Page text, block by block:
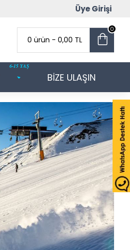
Üye Girişi
0 ürün - 0,00 TL
0
6-15 YAŞ
BİZE ULAŞIN